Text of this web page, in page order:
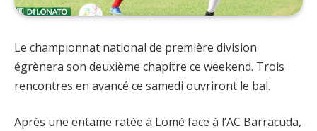
Le championnat national de première division
égrènera son deuxième chapitre ce weekend. Trois
rencontres en avancé ce samedi ouvriront le bal.
Après une entame ratée à Lomé face à l’AC Barracuda,